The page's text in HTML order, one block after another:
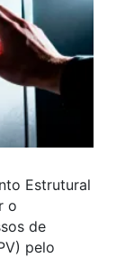
Estrutural
o
de
pelo